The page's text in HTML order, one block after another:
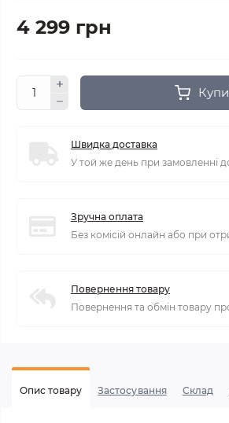
4 299 грн
Швидка доставка
У той же день при замовленні
Зручна оплата
Без комісій онлайн або при
Повернення товару
Повернення та обмін товару
Опис товару Застосування Склад